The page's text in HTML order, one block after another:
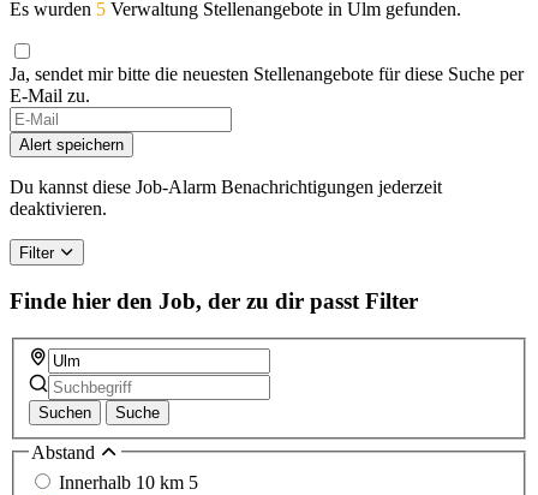
Es wurden 5 Verwaltung Stellenangebote in Ulm gefunden.
Ja, sendet mir bitte die neuesten Stellenangebote für diese Suche per
E-Mail zu.
Alert speichern
Du kannst diese Job-Alarm Benachrichtigungen jederzeit
deaktivieren.
Filter
Finde hier den Job, der zu dir passt Filter
Suchen Suche
Abstand
Innerhalb 10 km 5